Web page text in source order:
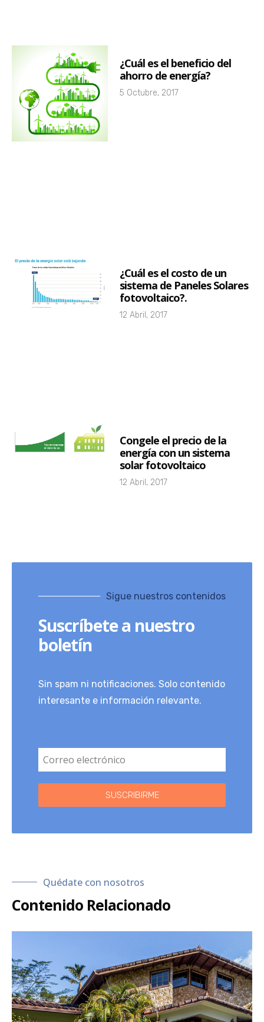
¿Cuál es el beneficio del
ahorro de energía?
5 Octubre, 2017
¿Cuál es el costo de un
sistema de Paneles Solares
fotovoltaico?.
12 Abril, 2017
Congele el precio de la
energía con un sistema
solar fotovoltaico
12 Abril, 2017
Sigue nuestros contenidos
Suscríbete a nuestro
boletín
Sin spam ni notificaciones. Solo contenido
interesante e información relevante.
SUSCRIBIRME
Quédate con nosotros
Contenido Relacionado